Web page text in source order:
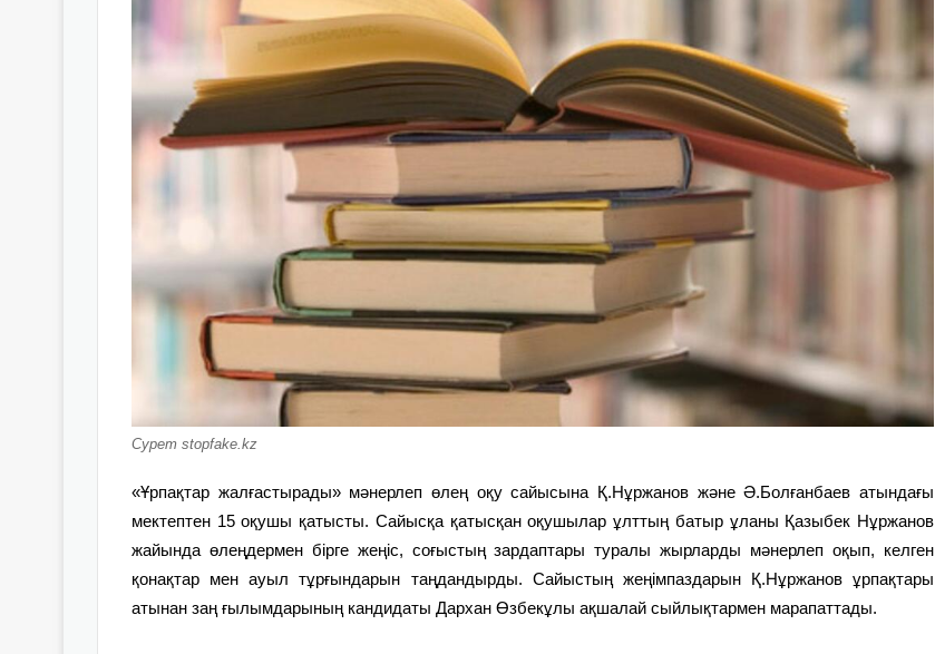
Сурет stopfake.kz
«Ұрпақтар жалғастырады» мәнерлеп өлең оқу сайысына Қ.Нұржанов және Ә.Болғанбаев атындағы
мектептен 15 оқушы қатысты. Сайысқа қатысқан оқушылар ұлттың батыр ұланы Қазыбек Нұржанов
жайында өлеңдермен бірге жеңіс, соғыстың зардаптары туралы жырларды мәнерлеп оқып, келген
қонақтар мен ауыл тұрғындарын таңдандырды. Сайыстың жеңімпаздарын Қ.Нұржанов ұрпақтары
атынан заң ғылымдарының кандидаты Дархан Өзбекұлы ақшалай сыйлықтармен марапаттады.